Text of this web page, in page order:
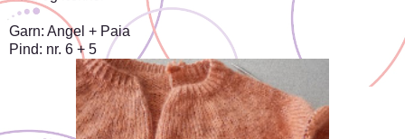
Garn: Angel + Paia
Pind: nr. 6 + 5